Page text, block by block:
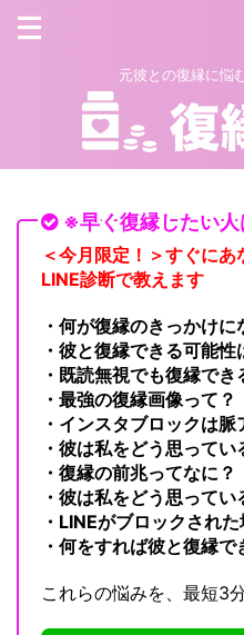
元彼との復縁に悩
※早く復縁したい
＜今月限定！＞すぐに
LINE診断で教えます
・何が復縁のきっかけに
・彼と復縁できる可能性
・既読無視でも復縁でき
・最強の復縁画像って？
・インスタブロックは脈
・彼は私をどう思ってい
・復縁の前兆ってなに？
・彼は私をどう思ってい
・LINEがブロックされ
・何をすれば彼と復縁で
これらの悩みを、最短3